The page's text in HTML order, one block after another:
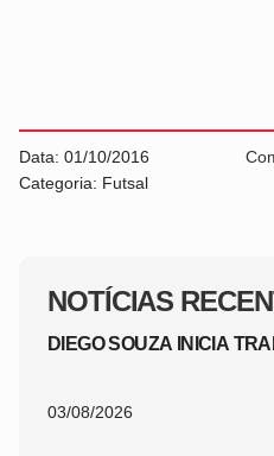
NOTÍCIAS
DIEGO SOUZA INICIA
03/08/2026
Data: 01/10/2016
Categoria: Futsal